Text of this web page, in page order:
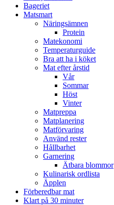
Bageriet
Matsmart
Näringsämnen
Protein
Matekonomi
Temperaturguide
Bra att ha i köket
Mat efter årstid
Vår
Sommar
Höst
Vinter
Matpreppa
Matplanering
Matförvaring
Använd rester
Hållbarhet
Garnering
Ätbara blommor
Kulinarisk ordlista
Äpplen
Förberedbar mat
Klart på 30 minuter